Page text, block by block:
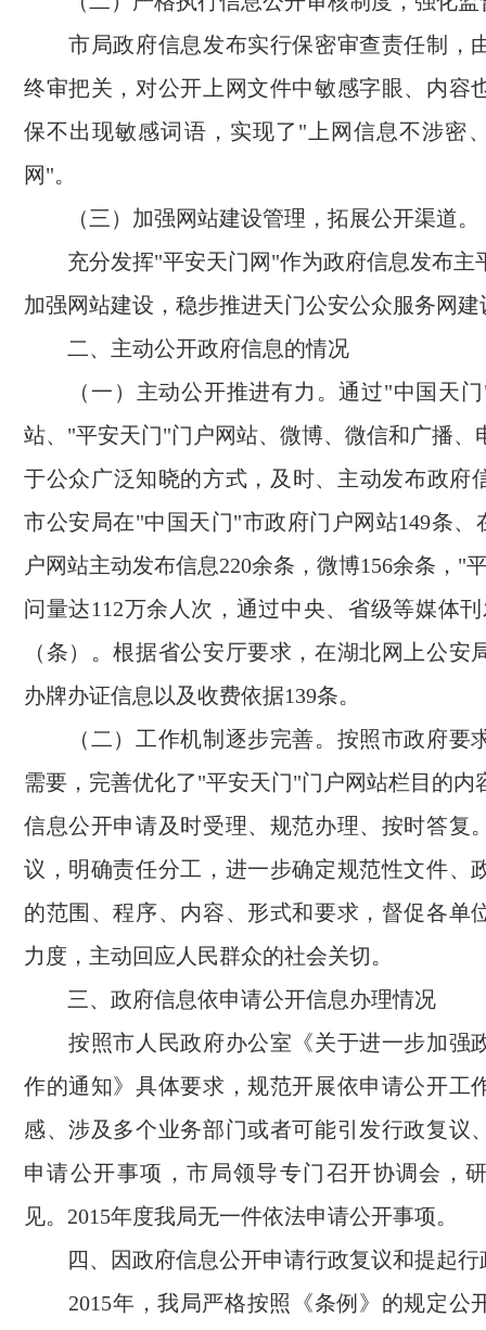
市局政府信息发布实行保密审查责任制，
终审把关，对公开上网文件中敏感字眼、内容
保不出现敏感词语，实现了"上网信息不涉密
网"。
（三）加强网站建设管理，拓展公开渠道。
充分发挥"平安天门网"作为政府信息发布主
加强网站建设，稳步推进天门公安公众服务网
二、主动公开政府信息的情况
（一）主动公开推进有力。通过"中国天门
站、"平安天门"门户网站、微博、微信和广播、
于公众广泛知晓的方式，及时、主动发布政府
市公安局在"中国天门"市政府门户网站149条、
户网站主动发布信息220余条，微博156余条，"
问量达112万余人次，通过中央、省级等媒体
（条）。根据省公安厅要求，在湖北网上公安
办牌办证信息以及收费依据139条。
（二）工作机制逐步完善。按照市政府要
需要，完善优化了"平安天门"门户网站栏目的内
信息公开申请及时受理、规范办理、按时答复
议，明确责任分工，进一步确定规范性文件、
的范围、程序、内容、形式和要求，督促各单
力度，主动回应人民群众的社会关切。
三、政府信息依申请公开信息办理情况
按照市人民政府办公室《关于进一步加强
作的通知》具体要求，规范开展依申请公开工
感、涉及多个业务部门或者可能引发行政复议
申请公开事项，市局领导专门召开协调会，
见。2015年度我局无一件依法申请公开事项。
四、因政府信息公开申请行政复议和提起行
2015年，我局严格按照《条例》的规定公